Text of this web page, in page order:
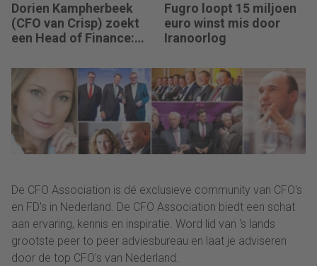
Dorien Kampherbeek
(CFO van Crisp) zoekt
een Head of Finance:
performance driven
worden.”
Fugro loopt 15 miljoen
euro winst mis door
Iranoorlog
De CFO Association is dé exclusieve community van CFO's
en FD's in Nederland. De CFO Association biedt een schat
aan ervaring, kennis en inspiratie. Word lid van ‘s lands
grootste peer to peer adviesbureau en laat je adviseren
door de top CFO's van Nederland.